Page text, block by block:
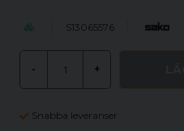
S13065576
- +
Snabba leveranser